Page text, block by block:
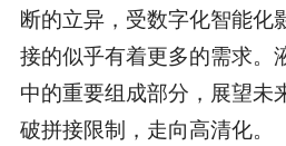
断的立异，受数字化智能化
接的似乎有着更多的需求。
中的重要组成部分，展望未
破拼接限制，走向高清化。